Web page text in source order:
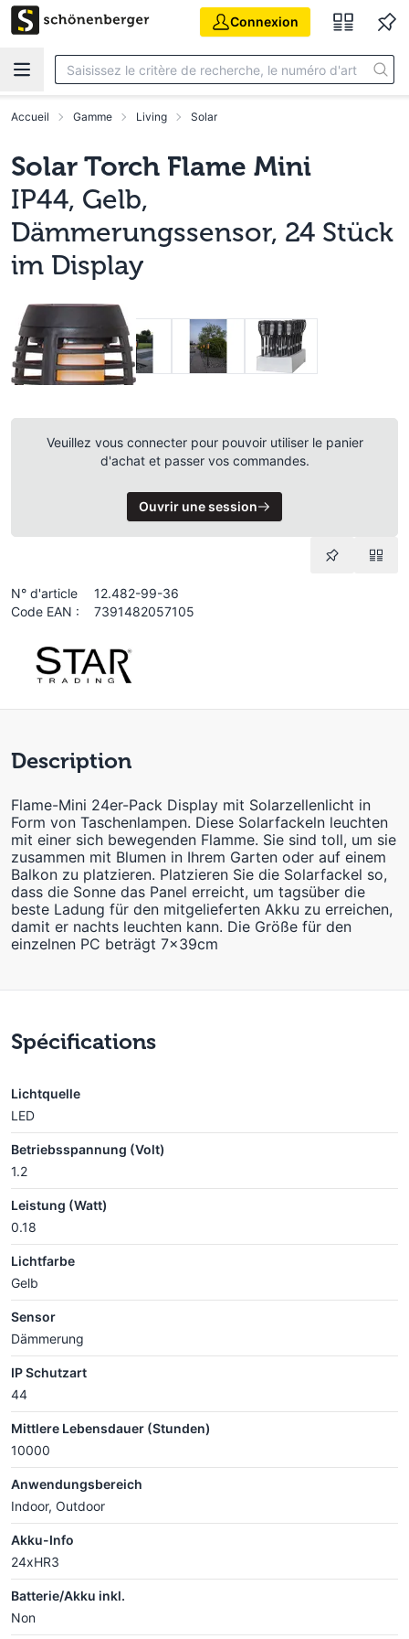
Aller au contenu principal
Connexion
Accueil Gamme Living Solar
Solar Torch Flame Mini
IP44, Gelb,
Dämmerungssensor, 24 Stück
im Display
Veuillez vous connecter pour pouvoir utiliser le panier
d'achat et passer vos commandes.
Ouvrir une session
N° d'article
12.482-99-36
Code EAN :
7391482057105
Description
Flame-Mini 24er-Pack Display mit Solarzellenlicht in
Form von Taschenlampen. Diese Solarfackeln leuchten
mit einer sich bewegenden Flamme. Sie sind toll, um sie
zusammen mit Blumen in Ihrem Garten oder auf einem
Balkon zu platzieren. Platzieren Sie die Solarfackel so,
dass die Sonne das Panel erreicht, um tagsüber die
beste Ladung für den mitgelieferten Akku zu erreichen,
damit er nachts leuchten kann. Die Größe für den
einzelnen PC beträgt 7x39cm
Spécifications
Lichtquelle
LED
Betriebsspannung (Volt)
1.2
Leistung (Watt)
0.18
Lichtfarbe
Gelb
Sensor
Dämmerung
IP Schutzart
44
Mittlere Lebensdauer (Stunden)
10000
Anwendungsbereich
Indoor, Outdoor
Akku-Info
24xHR3
Batterie/Akku inkl.
Non